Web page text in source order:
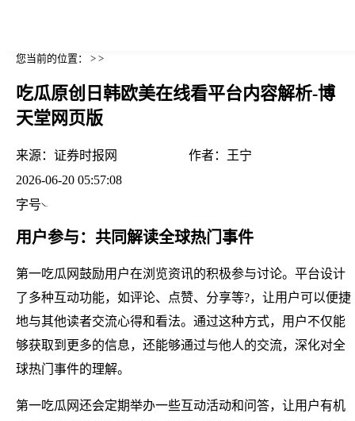
您当前的位置： > >
吃瓜原创日韩欧美在线看平台内容解析-博
天堂网页版
来源： 证券时报网 作者：
王宁
2026-06-20 05:57:08
字号
用户参与：共同解读全球热门事件
第一吃瓜网鼓励用户在浏览资讯的积极参与讨论。平台设计
了多种互动功能，如评论、点赞、分享等?，让用户可以便捷
地与其他读者交流心得和看法。通过这种方式，用户不仅能
够获取到更多的信息，还能够通过与他人的交流，深化对全
球热门事件的理解。
第一吃瓜网还会定期举办一些互动活动和问答，让用户有机